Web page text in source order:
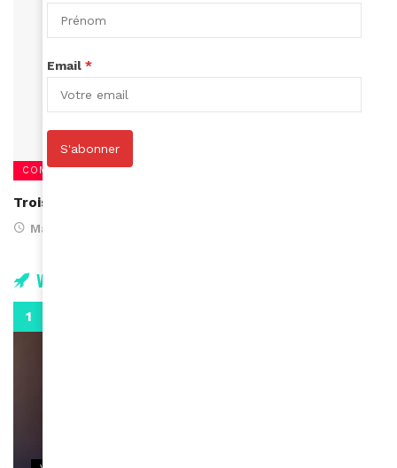
COMBATS DE FEMMES
Trois étudiantes se mobilisent contre le colorisme
March 14, 2016
Vidéos
Email *
S'abonner